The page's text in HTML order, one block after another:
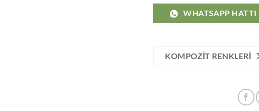
WHATSAPP HATTI
KOMPOZIT RENKLERI